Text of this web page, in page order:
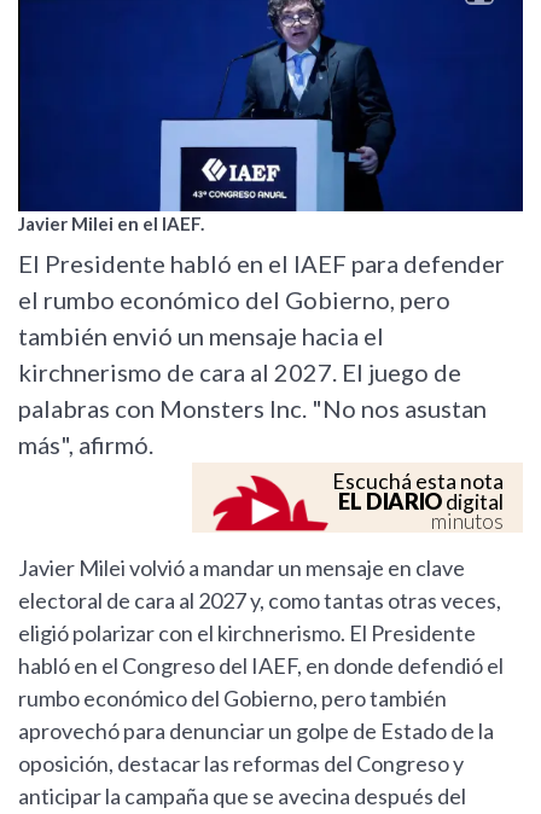
Javier Milei en el IAEF.
El Presidente habló en el IAEF para defender
el rumbo económico del Gobierno, pero
también envió un mensaje hacia el
kirchnerismo de cara al 2027. El juego de
palabras con Monsters Inc. "No nos asustan
más", afirmó.
Escuchá esta nota
EL DIARIOdigital
minutos
Javier Milei volvió a mandar un mensaje en clave
electoral de cara al 2027 y, como tantas otras veces,
eligió polarizar con el kirchnerismo. El Presidente
habló en el Congreso del IAEF, en donde defendió el
rumbo económico del Gobierno, pero también
aprovechó para denunciar un golpe de Estado de la
oposición, destacar las reformas del Congreso y
anticipar la campaña que se avecina después del